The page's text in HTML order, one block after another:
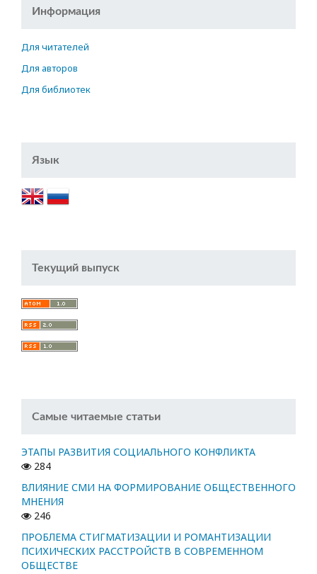
Информация
Для читателей
Для авторов
Для библиотек
Язык
Текущий выпуск
Самые читаемые статьи
ЭТАПЫ РАЗВИТИЯ СОЦИАЛЬНОГО КОНФЛИКТА
284
ВЛИЯНИЕ СМИ НА ФОРМИРОВАНИЕ ОБЩЕСТВЕННОГО
МНЕНИЯ
246
ПРОБЛЕМА СТИГМАТИЗАЦИИ И РОМАНТИЗАЦИИ
ПСИХИЧЕСКИХ РАССТРОЙСТВ В СОВРЕМЕННОМ
ОБЩЕСТВЕ